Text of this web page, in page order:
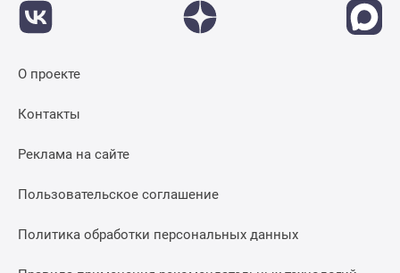
О проекте
Контакты
Реклама на сайте
Пользовательское соглашение
Политика обработки персональных данных